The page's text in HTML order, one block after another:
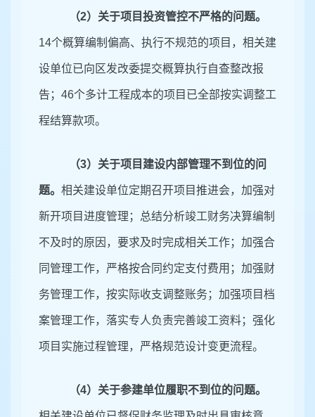
（2）关于项目投资管控不严格的问题。
14个概算编制偏高、执行不规范的项目，相关建
设单位已向区发改委提交概算执行自查整改报
告；46个多计工程成本的项目已全部按实调整工
程结算款项。
（3）关于项目建设内部管理不到位的问
题。 相关建设单位定期召开项目推进会，加强对
新开项目进度管理；总结分析竣工财务决算编制
不及时的原因，要求及时完成相关工作；加强合
同管理工作，严格按合同约定支付费用；加强财
务管理工作，按实际收支调整账务；加强项目档
案管理工作，落实专人负责完善竣工资料；强化
项目实施过程管理，严格规范设计变更流程。
（4）关于参建单位履职不到位的问题。